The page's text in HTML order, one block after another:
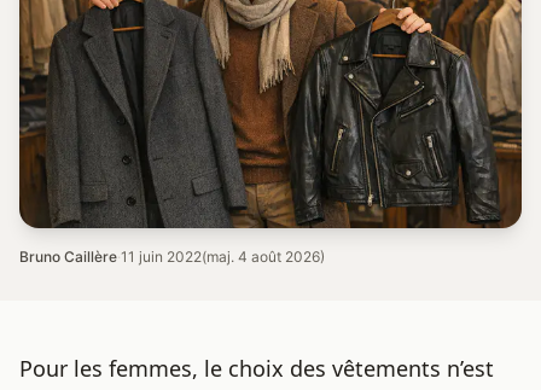
Bruno Caillère·11 juin 2022(maj. 4 août 2026)
Pour les femmes, le choix des vêtements n’est